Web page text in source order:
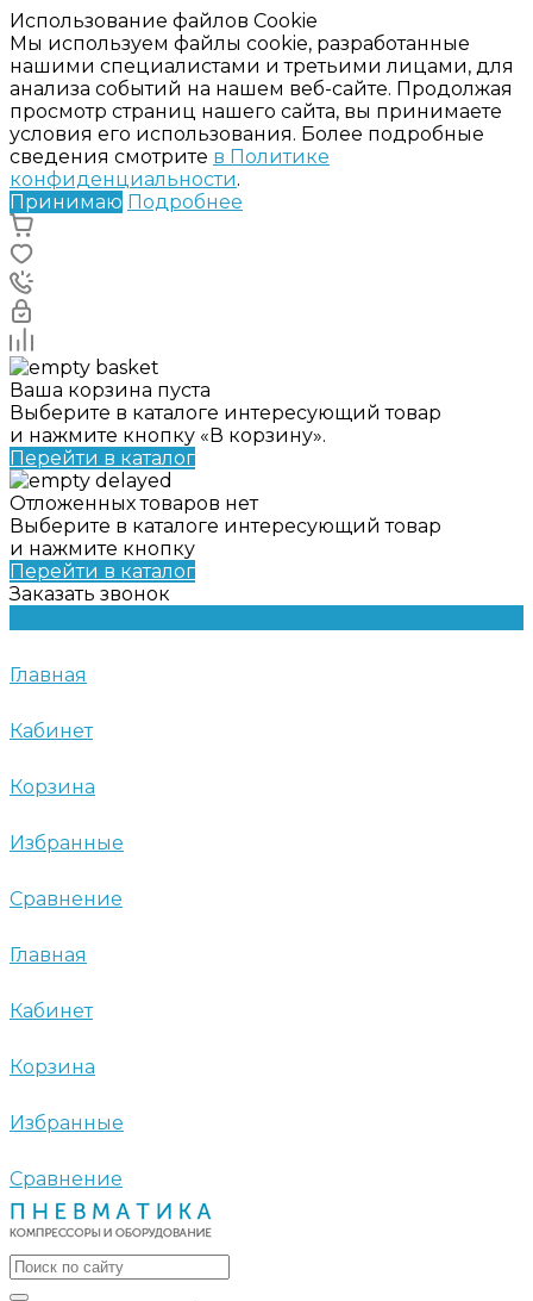
Использование файлов Cookie
Мы используем файлы cookie, разработанные
нашими специалистами и третьими лицами, для
анализа событий на нашем веб-сайте. Продолжая
просмотр страниц нашего сайта, вы принимаете
условия его использования. Более подробные
сведения смотрите в Политике
конфиденциальности.
Принимаю Подробнее
Ваша корзина пуста
Выберите в каталоге интересующий товар
и нажмите кнопку «В корзину».
Перейти в каталог
Отложенных товаров нет
Выберите в каталоге интересующий товар
и нажмите кнопку
Перейти в каталог
Заказать звонок
Главная
Кабинет
Корзина
Избранные
Сравнение
Главная
Кабинет
Корзина
Избранные
Сравнение